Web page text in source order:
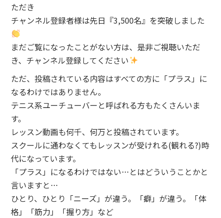
ただき
チャンネル登録者様は先日『3,500名』を突破しました
まだご覧になったことがない方は、是非ご視聴いただ
き、チャンネル登録してください
ただ、投稿されている内容はすべての方に「プラス」に
なるわけではありません。
テニス系ユーチューバーと呼ばれる方もたくさんいま
す。
レッスン動画も何千、何万と投稿されています。
スクールに通わなくてもレッスンが受けれる(観れる?)時
代になっています。
「プラス」になるわけではない…とはどういうことかと
言いますと…
ひとり、ひとり「ニーズ」が違う。「癖」が違う。「体
格」「筋力」「握り方」など